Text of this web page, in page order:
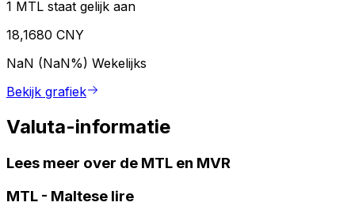
1 MTL staat gelijk aan
18,1680 CNY
NaN (NaN%) Wekelijks
Bekijk grafiek
Valuta-informatie
Lees meer over de MTL en MVR
MTL - Maltese lire